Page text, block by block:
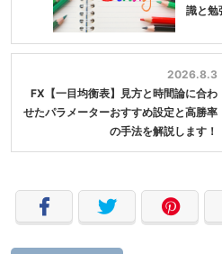
識と勉
2026.8.3
FX【一目均衡表】見方と時間論に合わ
せたパラメーターおすすめ設定と高勝率
の手法を解説します！